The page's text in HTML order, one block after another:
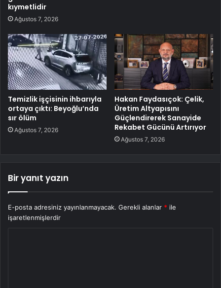
kıymetlidir
Ağustos 7, 2026
Temizlik işçisinin ihbarıyla
ortaya çıktı: Beyoğlu’nda
sır ölüm
Ağustos 7, 2026
Hakan Faydasıçok: Çelik,
Üretim Altyapısını
Güçlendirerek Sanayide
Rekabet Gücünü Artırıyor
Ağustos 7, 2026
Bir yanıt yazın
E-posta adresiniz yayınlanmayacak. Gerekli alanlar * ile
işaretlenmişlerdir